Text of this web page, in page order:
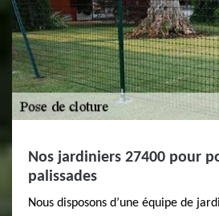
Nos jardiniers 27400 pour
palissades
Nous disposons d’une équipe de